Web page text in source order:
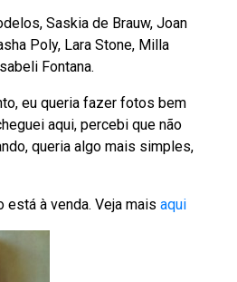
Saskia de Brauw, Joan
Poly, Lara Stone, Milla
Fontana.
eu queria fazer fotos bem
aqui, percebi que não
queria algo mais simples,
está à venda. Veja maisaqui